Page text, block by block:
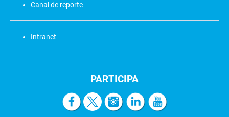
Canal de reporte
Intranet
PARTICIPA